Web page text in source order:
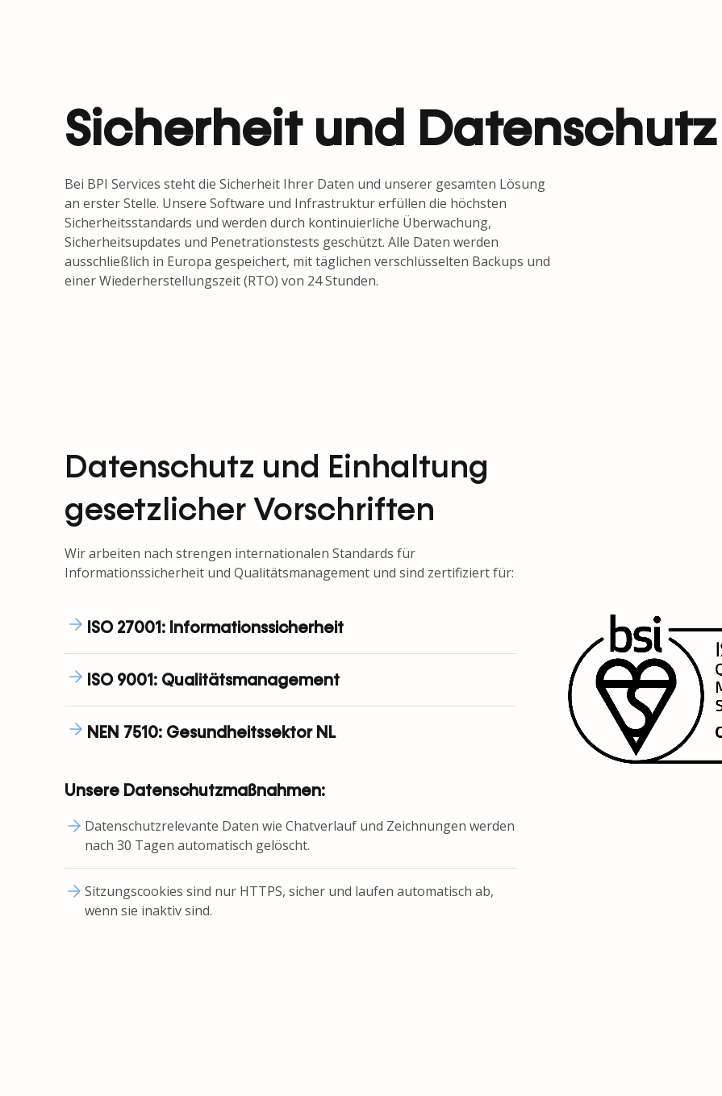
Sicherheit und Datenschutz
Bei BPI Services steht die Sicherheit Ihrer Daten und unserer gesamten Lösung
an erster Stelle. Unsere Software und Infrastruktur erfüllen die höchsten
Sicherheitsstandards und werden durch kontinuierliche Überwachung,
Sicherheitsupdates und Penetrationstests geschützt. Alle Daten werden
ausschließlich in Europa gespeichert, mit täglichen verschlüsselten Backups und
einer Wiederherstellungszeit (RTO) von 24 Stunden.
Datenschutz und Einhaltung
gesetzlicher Vorschriften
Wir arbeiten nach strengen internationalen Standards für
Informationssicherheit und Qualitätsmanagement und sind zertifiziert für:
ISO 27001: Informationssicherheit
ISO 9001: Qualitätsmanagement
NEN 7510: Gesundheitssektor NL
Unsere Datenschutzmaßnahmen:
Datenschutzrelevante Daten wie Chatverlauf und Zeichnungen werden
nach 30 Tagen automatisch gelöscht.
Sitzungscookies sind nur HTTPS, sicher und laufen automatisch ab,
wenn sie inaktiv sind.